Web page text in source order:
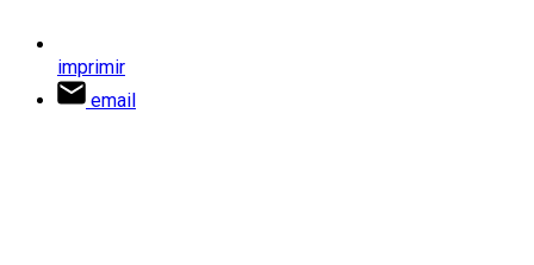
imprimir
email